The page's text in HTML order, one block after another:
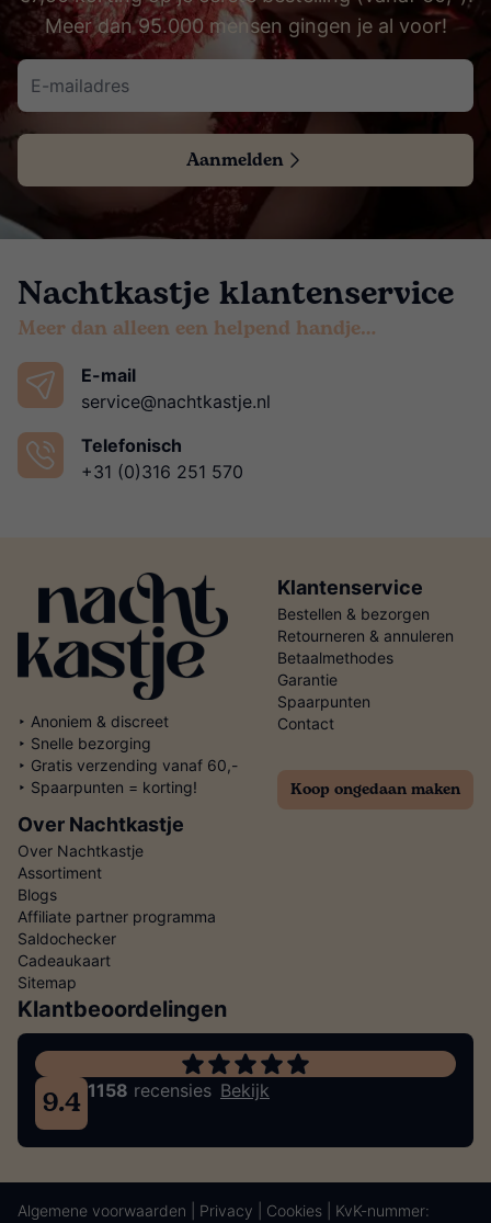
Meer dan 95.000 mensen gingen je al voor!
Aanmelden
Nachtkastje klantenservice
Meer dan alleen een helpend handje…
E-mail
service@nachtkastje.nl
Telefonisch
+31 (0)316 251 570
‣ Anoniem & discreet
‣ Snelle bezorging
‣ Gratis verzending vanaf 60,-
‣ Spaarpunten = korting!
Klantenservice
Bestellen & bezorgen
Retourneren & annuleren
Betaalmethodes
Garantie
Spaarpunten
Contact
Koop ongedaan maken
Over Nachtkastje
Over Nachtkastje
Assortiment
Blogs
Affiliate partner programma
Saldochecker
Cadeaukaart
Sitemap
Klantbeoordelingen
9.4 1158 recensies Bekijk
Algemene voorwaarden Privacy Cookies | KvK-nummer: